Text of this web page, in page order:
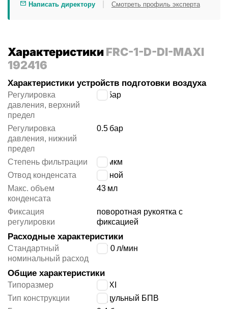
Написать директору Смотреть профиль эксперта
ХарактеристикиFRC-1-D-DI-MAXI
192416
Характеристики устройств подготовки воздуха
Регулировка
давления, верхний
предел
бар
Регулировка
давления, нижний
предел
0.5 бар
Степень фильтрации
40 мкм
Отвод конденсата
ручной
Макс. объем
конденсата
43 мл
Фиксация
регулировки
поворотная рукоятка с
фиксацией
Расходные характеристики
Стандартный
номинальный расход
4000 л/мин
Общие характеристики
Типоразмер
MAXI
Тип конструкции
модульный БПВ